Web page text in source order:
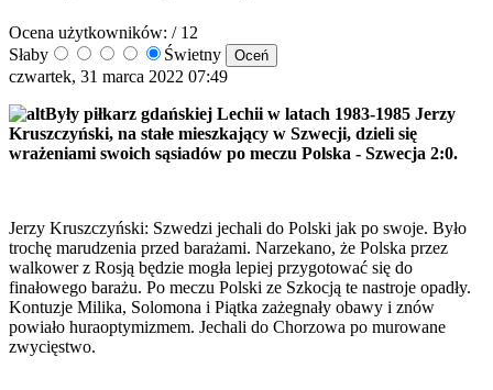
Ocena użytkowników: / 12
Słaby
Świetny
czwartek, 31 marca 2022 07:49
Były piłkarz gdańskiej Lechii w latach 1983-1985 Jerzy
Kruszczyński, na stałe mieszkający w Szwecji, dzieli się
wrażeniami swoich sąsiadów po meczu Polska - Szwecja 2:0.
Jerzy Kruszczyński: Szwedzi jechali do Polski jak po swoje. Było
trochę marudzenia przed barażami. Narzekano, że Polska przez
walkower z Rosją będzie mogła lepiej przygotować się do
finałowego barażu. Po meczu Polski ze Szkocją te nastroje opadły.
Kontuzje Milika, Solomona i Piątka zażegnały obawy i znów
powiało huraoptymizmem. Jechali do Chorzowa po murowane
zwycięstwo.